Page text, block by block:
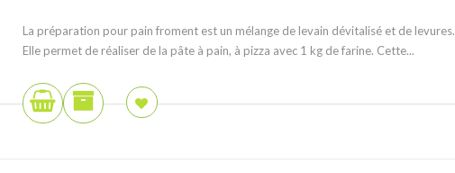
La préparation pour pain froment est un mélange de levain dévitalisé et de levures.
Elle permet de réaliser de la pâte à pain, à pizza avec 1 kg de farine. Cette...